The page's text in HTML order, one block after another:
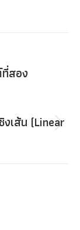
สอง
เส้น (Linear